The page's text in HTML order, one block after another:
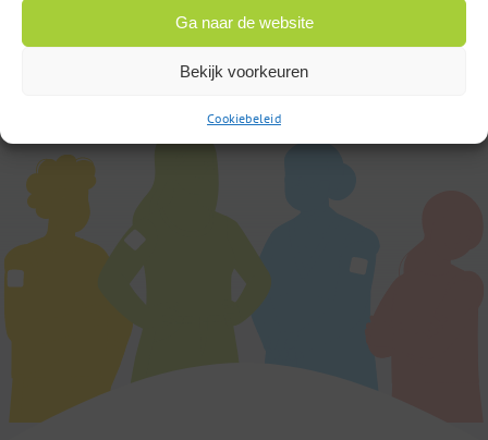
Ga naar de website
Bekijk voorkeuren
Cookiebeleid
Stuur een bericht